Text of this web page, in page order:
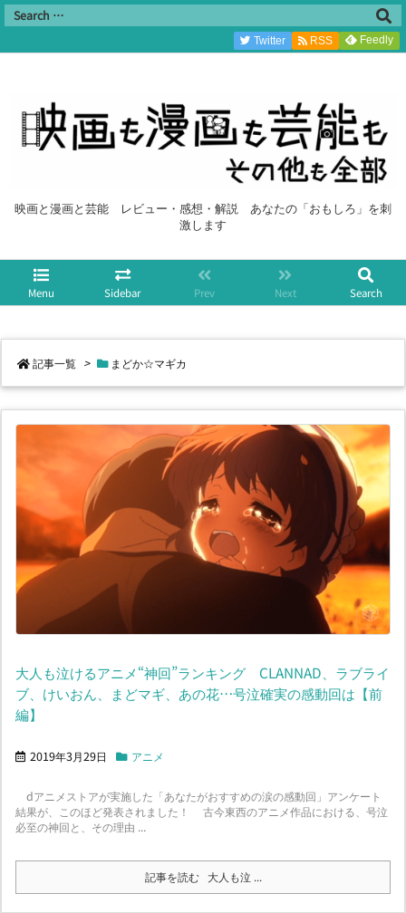
映画と漫画と芸能 レビュー・感想・解説 あなたの「おもしろ」を刺
激します
Menu Sidebar Prev Next Search
Twitter RSS Feedly
記事一覧 > まどか☆マギカ
大人も泣けるアニメ“神回”ランキング CLANNAD、ラブライ
ブ、けいおん、まどマギ、あの花…号泣確実の感動回は【前
編】
2019年3月29日 アニメ
dアニメストアが実施した「あなたがおすすめの涙の感動回」アンケート
結果が、このほど発表されました！ 古今東西のアニメ作品における、号泣
必至の神回と、その理由 ...
記事を読む 大人も泣 ...